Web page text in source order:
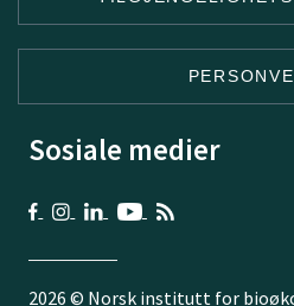
Sosiale medier
2026 © Norsk institutt for